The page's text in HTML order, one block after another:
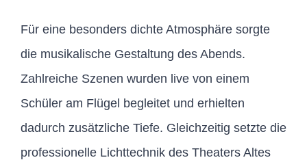
Für eine besonders dichte Atmosphäre sorgte
die musikalische Gestaltung des Abends.
Zahlreiche Szenen wurden live von einem
Schüler am Flügel begleitet und erhielten
dadurch zusätzliche Tiefe. Gleichzeitig setzte die
professionelle Lichttechnik des Theaters Altes